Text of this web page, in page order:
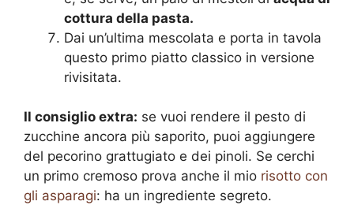
cottura della pasta.
Dai un’ultima mescolata e porta in tavola
questo primo piatto classico in versione
rivisitata.
Il consiglio extra: se vuoi rendere il pesto di
zucchine ancora più saporito, puoi aggiungere
del pecorino grattugiato e dei pinoli. Se cerchi
un primo cremoso prova anche il mio risotto con
gli asparagi: ha un ingrediente segreto.